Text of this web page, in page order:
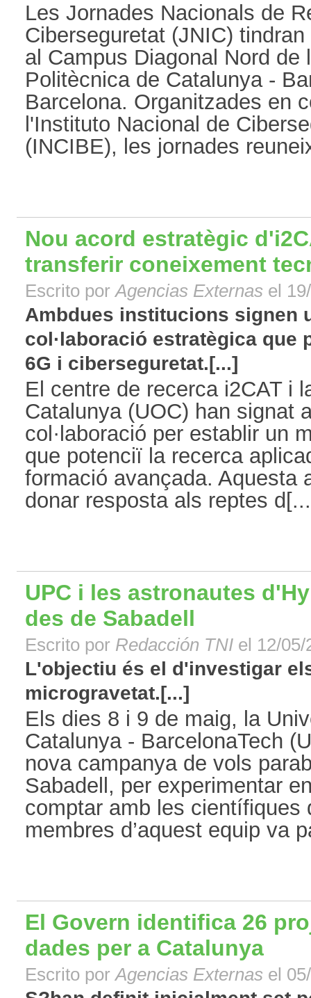
Les Jornades Nacionals de
Ciberseguretat (JNIC)
al Campus Diagonal Nord de
Politècnica de Catalunya -
Barcelona. Organitzades en
l'Instituto Nacional de
(INCIBE), les jornades
Nou acord estratègic
transferir coneixement
Escrito porAgencias Externas el
Ambdues institucions signen
col·laboració estratègica que
6G i ciberseguretat.[...]
El centre de recerca i2CAT i
Catalunya (UOC) han signat
col·laboració per establir un
que potenciï la recerca
formació avançada. Aquesta
donar resposta als reptes
UPC i les astronautes
des de Sabadell
Escrito por Redacción TNI el 12/05/
L'objectiu és el d'investigar
microgravetat.[...]
Els dies 8 i 9 de maig, la
Catalunya - BarcelonaTech
nova campanya de vols
Sabadell, per experimentar
comptar amb les científiques
membres d’aquest equip va
El Govern identifica 26
dades per a Catalunya
Escrito porAgencias Externas el